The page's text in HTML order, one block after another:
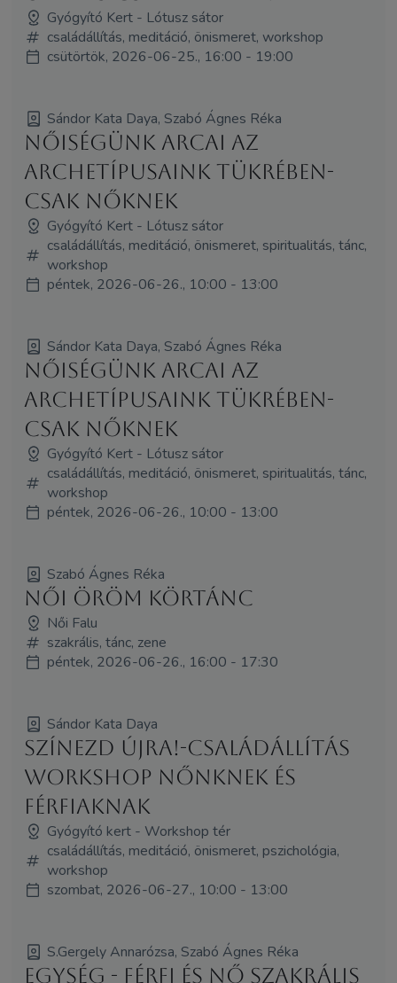
Gyógyító Kert - Lótusz sátor
családállítás, meditáció, önismeret, workshop
csütörtök, 2026-06-25., 16:00 - 19:00
Sándor Kata Daya, Szabó Ágnes Réka
Nőiségünk arcai az
archetípusaink tükrében-
csak nőknek
Gyógyító Kert - Lótusz sátor
családállítás, meditáció, önismeret, spiritualitás, tánc,
workshop
péntek, 2026-06-26., 10:00 - 13:00
Sándor Kata Daya, Szabó Ágnes Réka
Nőiségünk arcai az
archetípusaink tükrében-
csak nőknek
Gyógyító Kert - Lótusz sátor
családállítás, meditáció, önismeret, spiritualitás, tánc,
workshop
péntek, 2026-06-26., 10:00 - 13:00
Szabó Ágnes Réka
Női Öröm körtánc
Női Falu
szakrális, tánc, zene
péntek, 2026-06-26., 16:00 - 17:30
Sándor Kata Daya
Színezd újra!-Családállítás
workshop nőnknek és
férfiaknak
Gyógyító kert - Workshop tér
családállítás, meditáció, önismeret, pszichológia,
workshop
szombat, 2026-06-27., 10:00 - 13:00
S.Gergely Annarózsa, Szabó Ágnes Réka
Egység - Férfi és Nő Szakrális